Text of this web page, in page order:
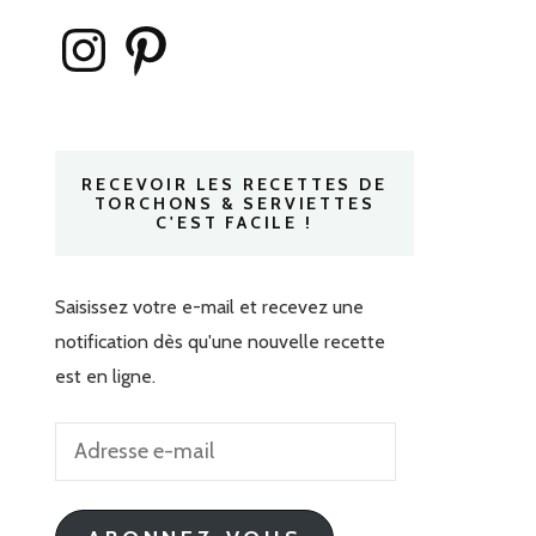
InstagramPinterest
RECEVOIR LES RECETTES DE
TORCHONS & SERVIETTES
C'EST FACILE !
Saisissez votre e-mail et recevez une
notification dès qu'une nouvelle recette
est en ligne.
Adresse
mail